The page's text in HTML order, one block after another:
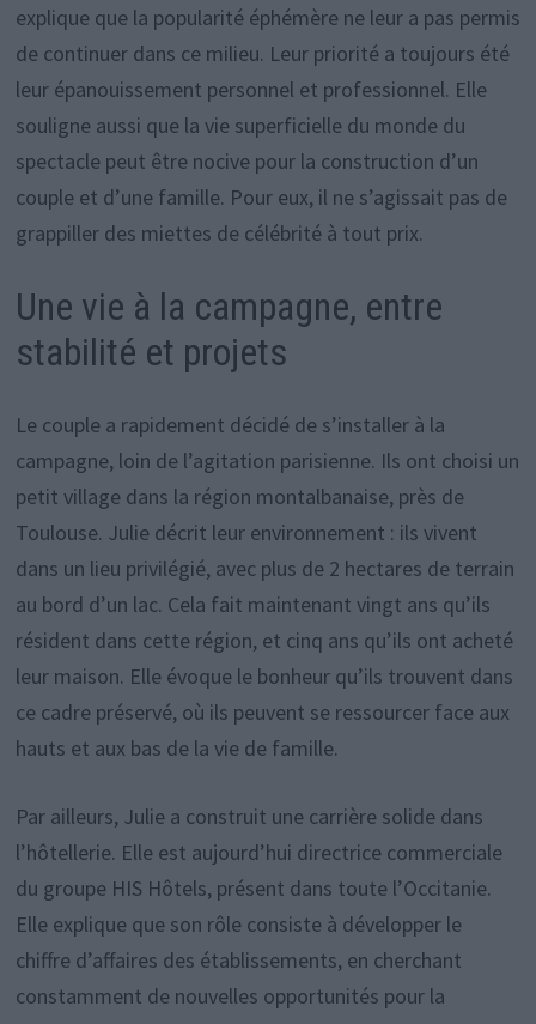
explique que la popularité éphémère ne leur a pas permis
de continuer dans ce milieu. Leur priorité a toujours été
leur épanouissement personnel et professionnel. Elle
souligne aussi que la vie superficielle du monde du
spectacle peut être nocive pour la construction d’un
couple et d’une famille. Pour eux, il ne s’agissait pas de
grappiller des miettes de célébrité à tout prix.
Une vie à la campagne, entre
stabilité et projets
Le couple a rapidement décidé de s’installer à la
campagne, loin de l’agitation parisienne. Ils ont choisi un
petit village dans la région montalbanaise, près de
Toulouse. Julie décrit leur environnement : ils vivent
dans un lieu privilégié, avec plus de 2 hectares de terrain
au bord d’un lac. Cela fait maintenant vingt ans qu’ils
résident dans cette région, et cinq ans qu’ils ont acheté
leur maison. Elle évoque le bonheur qu’ils trouvent dans
ce cadre préservé, où ils peuvent se ressourcer face aux
hauts et aux bas de la vie de famille.
Par ailleurs, Julie a construit une carrière solide dans
l’hôtellerie. Elle est aujourd’hui directrice commerciale
du groupe HIS Hôtels, présent dans toute l’Occitanie.
Elle explique que son rôle consiste à développer le
chiffre d’affaires des établissements, en cherchant
constamment de nouvelles opportunités pour la